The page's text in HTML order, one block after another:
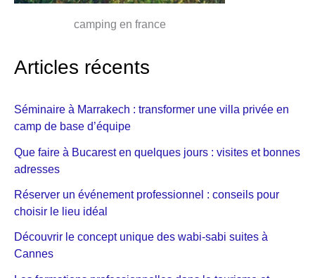
camping en france
Articles récents
Séminaire à Marrakech : transformer une villa privée en
camp de base d’équipe
Que faire à Bucarest en quelques jours : visites et bonnes
adresses
Réserver un événement professionnel : conseils pour
choisir le lieu idéal
Découvrir le concept unique des wabi-sabi suites à
Cannes